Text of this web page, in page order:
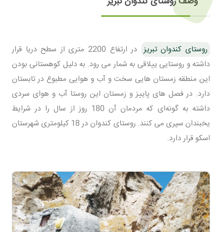
روستای کندوان تبریز
در ارتفاع 2200 متری از سطح دریا قرار
داشته و روستایی ییلاقی به شمار می رود. به دلیل كوهستانی بودن
این منطقه زمستان هایی سخت و آب و هوایی مطبوع در تابستان
دارد. در فصل ‌های پاییز و زمستان این روستا آب و هوای سردی
داشته به‌ گونه‌ای که مردمان آن 180 روز از سال را در شرایط
یخبندان سپری می کنند. روستای کندوان در 18 کیلومتری شهرستان
اسکو قرار دارد.